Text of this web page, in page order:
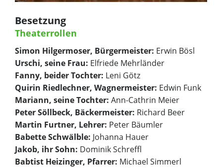
Besetzung
Theaterrollen
Simon Hilgermoser, Bürgermeister: Erwin Bösl
Urschi, seine Frau: Elfriede Mehrländer
Fanny, beider Tochter: Leni Götz
Quirin Riedlechner, Wagnermeister: Edwin Funk
Mariann, seine Tochter: Ann-Cathrin Meier
Peter Söllbeck, Bäckermeister: Richard Beer
Martin Furtner, Lehrer: Peter Bäumler
Babette Schwälble: Johanna Hauer
Jakob, ihr Sohn: Dominik Schreffl
Babtist Heizinger, Pfarrer: Michael Simmerl